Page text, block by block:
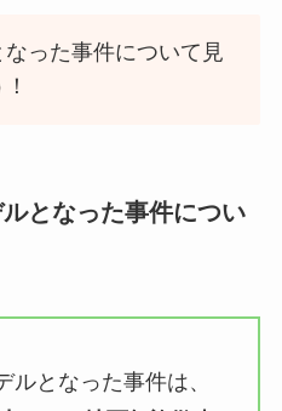
なった事件について見
ルとなった事件につい
ルとなった事件は、